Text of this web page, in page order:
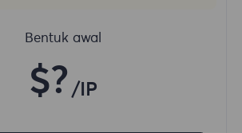
Bentuk awal
$? /IP